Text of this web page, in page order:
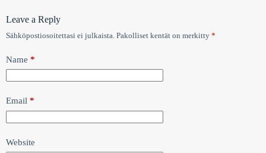
Leave a Reply
Sähköpostiosoitettasi ei julkaista. Pakolliset kentät on merkitty *
Name *
Email *
Website